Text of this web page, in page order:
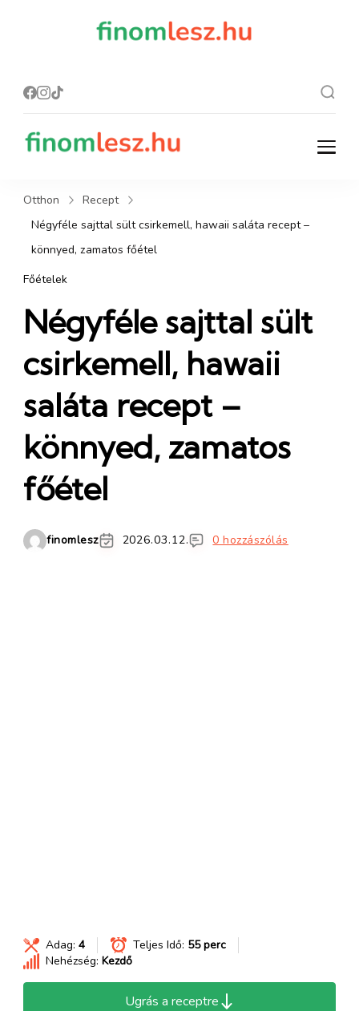
finomlesz.hu
Recept, ami finom lesz.
Otthon
Recept
Négyféle sajttal sült csirkemell, hawaii saláta recept –
könnyed, zamatos főétel
Főételek
Négyféle sajttal sült
csirkemell, hawaii
saláta recept –
könnyed, zamatos
főétel
finomlesz 2026.03.12. 0 hozzászólás
Adag: 4 Teljes Idő: 55 perc
Nehézség: Kezdő
Ugrás a receptre